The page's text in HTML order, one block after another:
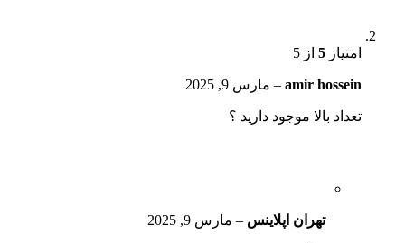
امتیاز 5 از 5
amir hossein
– مارس 9, 2025
تعداد بالا موجود دارید ؟
تهران اپلاینس – مارس 9, 2025